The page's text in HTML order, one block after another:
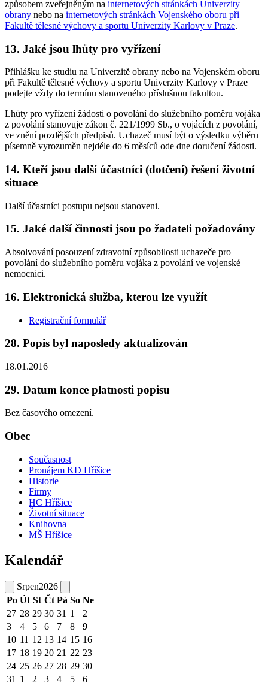
způsobem zveřejněným na internetových stránkách Univerzity
obrany nebo na internetových stránkách Vojenského oboru při
Fakultě tělesné výchovy a sportu Univerzity Karlovy v Praze.
13. Jaké jsou lhůty pro vyřízení
Přihlášku ke studiu na Univerzitě obrany nebo na Vojenském oboru
při Fakultě tělesné výchovy a sportu Univerzity Karlovy v Praze
podejte vždy do termínu stanoveného příslušnou fakultou.
Lhůty pro vyřízení žádosti o povolání do služebního poměru vojáka
z povolání stanovuje zákon č. 221/1999 Sb., o vojácích z povolání,
ve znění pozdějších předpisů. Uchazeč musí být o výsledku výběru
písemně vyrozuměn nejdéle do 6 měsíců ode dne doručení žádosti.
14. Kteří jsou další účastníci (dotčení) řešení životní
situace
Další účastníci postupu nejsou stanoveni.
15. Jaké další činnosti jsou po žadateli požadovány
Absolvování posouzení zdravotní způsobilosti uchazeče pro
povolání do služebního poměru vojáka z povolání ve vojenské
nemocnici.
16. Elektronická služba, kterou lze využít
Registrační formulář
28. Popis byl naposledy aktualizován
18.01.2016
29. Datum konce platnosti popisu
Bez časového omezení.
Obec
Současnost
Pronájem KD Hříšice
Historie
Firmy
HC Hříšice
Životní situace
Knihovna
MŠ Hříšice
Kalendář
Srpen2026
Po Út St Čt Pá So Ne
27 28 29 30 31 1
2
3
4 5 6 7 8
9
10 11 12 13 14 15 16
17 18 19 20 21 22 23
24 25 26 27 28 29 30
31 1 2 3 4 5 6